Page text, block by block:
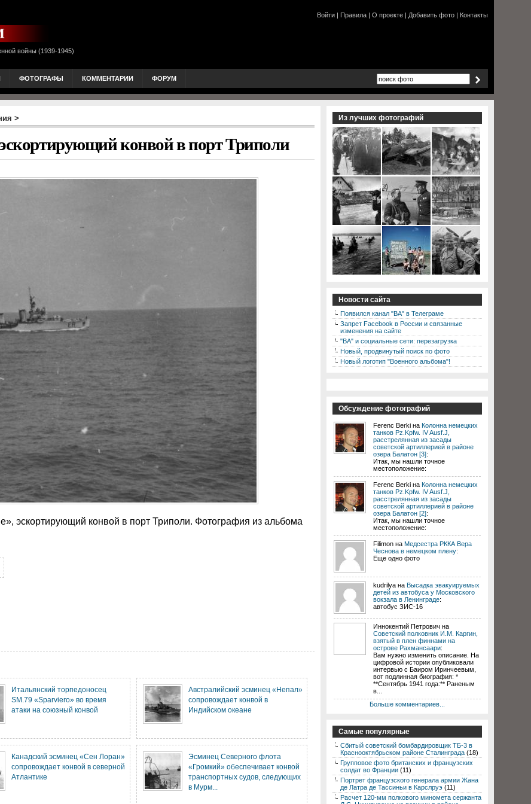
войны (1939-1945)
Войти | Правила | О проекте | Добавить фото | Контакты
ФОТОГРАФЫ КОММЕНТАРИИ ФОРУМ
>
конвой в порт Триполи
эскортирующий конвой в порт Триполи. Фотография из альбома
Итальянский торпедоносец
SM.79 «Sparviero» во время
атаки на союзный конвой
Австралийский эсминец «Непал»
сопровождает конвой в
Индийском океане
Канадский эсминец «Сен Лоран»
сопровождает конвой в северной
Атлантике
Эсминец Северного флота
«Громкий» обеспечивает конвой
транспортных судов, следующих
в Мурм...
Из лучших фотографий
Новости сайта
Появился канал "ВА" в Телеграме
Запрет Facebook в России и связанные
изменения на сайте
"ВА" и социальные сети: перезагрузка
Новый, продвинутый поиск по фото
Новый логотип "Военного альбома"!
Обсуждение фотографий
Ferenc Berki на Колонна немецких
танков Pz.Kpfw. IV Ausf.J,
расстрелянная из засады
советской артиллерией в районе
озера Балатон [3]:
Итак, мы нашли точное
местоположение:
Ferenc Berki на Колонна немецких
танков Pz.Kpfw. IV Ausf.J,
расстрелянная из засады
советской артиллерией в районе
озера Балатон [2]:
Итак, мы нашли точное
местоположение:
Filimon на Медсестра РККА Вера
Чеснова в немецком плену:
Еще одно фото
kudrilya на Высадка эвакуируемых
детей из автобуса у Московского
вокзала в Ленинграде:
автобус ЗИС-16
Иннокентий Петрович на
Советский полковник И.М. Каргин,
взятый в плен финнами на
острове Рахмансаари:
Вам нужно изменить описание. На
цифровой истории опубликовали
интервью с Баиром Иринчеевым,
вот подлинная биография: *
**Сентябрь 1941 года:** Раненым
в...
Больше комментариев...
Самые популярные
Сбитый советский бомбардировщик ТБ-3 в
Краснооктябрьском районе Сталинграда (18)
Групповое фото британских и французских
солдат во Франции (11)
Портрет французского генерала армии Жана
де Латра де Тассиньи в Карслруэ (11)
Расчет 120-мм полкового миномета сержанта